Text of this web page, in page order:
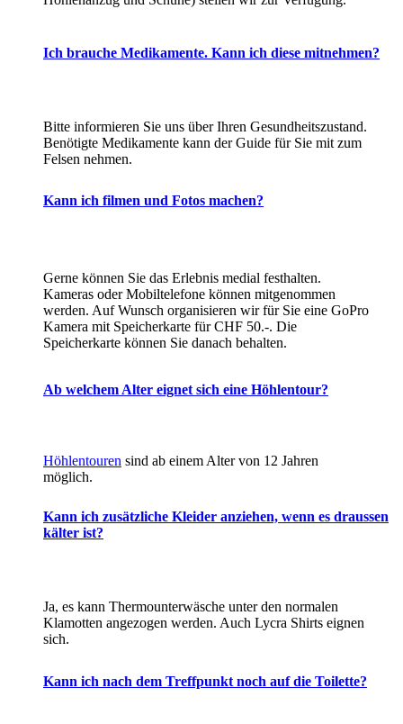
Ich brauche Medikamente. Kann ich diese mitnehmen?
Bitte informieren Sie uns über Ihren Gesundheitszustand.
Benötigte Medikamente kann der Guide für Sie mit zum
Felsen nehmen.
Kann ich filmen und Fotos machen?
Gerne können Sie das Erlebnis medial festhalten.
Kameras oder Mobiltelefone können mitgenommen
werden. Auf Wunsch organisieren wir für Sie eine GoPro
Kamera mit Speicherkarte für CHF 50.-. Die
Speicherkarte können Sie danach behalten.
Ab welchem Alter eignet sich eine Höhlentour?
Höhlentouren sind ab einem Alter von 12 Jahren
möglich.
Kann ich zusätzliche Kleider anziehen, wenn es draussen
kälter ist?
Ja, es kann Thermounterwäsche unter den normalen
Klamotten angezogen werden. Auch Lycra Shirts eignen
sich.
Kann ich nach dem Treffpunkt noch auf die Toilette?